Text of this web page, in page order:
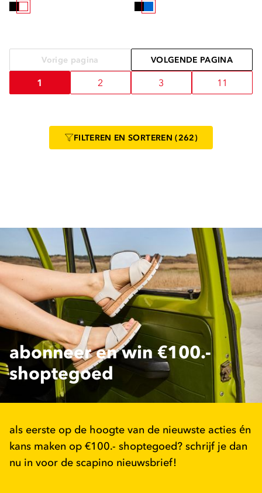
Vorige pagina VOLGENDE PAGINA
1 2 3 11
FILTEREN EN SORTEREN (262)
abonneer en win €100.-
shoptegoed
als eerste op de hoogte van de nieuwste acties én
kans maken op €100.- shoptegoed? schrijf je dan
nu in voor de scapino nieuwsbrief!